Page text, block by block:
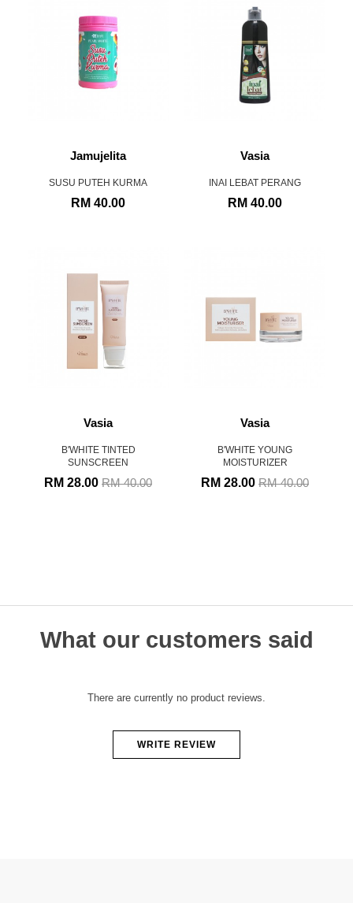
Jamujelita
SUSU PUTEH KURMA
RM 40.00
Vasia
INAI LEBAT PERANG
RM 40.00
Vasia
B'WHITE TINTED
SUNSCREEN
RM 28.00 RM 40.00
Vasia
B'WHITE YOUNG
MOISTURIZER
RM 28.00 RM 40.00
What our customers said
There are currently no product reviews.
WRITE REVIEW